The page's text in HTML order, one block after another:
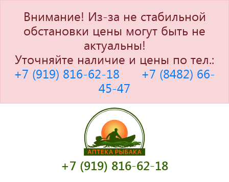
Внимание! Из-за не стабильной
обстановки цены могут быть не
актуальны!
Уточняйте наличие и цены по тел.:
+7 (919) 816-62-18
+7 (8482) 66-
45-47
+7 (919) 816-62-18